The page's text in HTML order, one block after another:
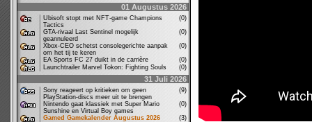
01 Augustus 2026
Ubisoft stopt met NFT-game Champions
Tactics
(0)
GTA-rivaal Last Sentinel mogelijk
geannuleerd
(0)
Xbox-CEO schetst consolegerichte aanpak
om het tij te keren
(0)
EA Sports FC 27 duikt in de carrière
(0)
Launchtrailer Marvel Tokon: Fighting Souls
(0)
31 Juli 2026
Sony reageert op kritieken om geen
PlayStation-discs meer uit te brengen
(9)
Nintendo gaat klassiek met Super Mario
Sunshine en Virtual Boy games
(0)
Gamed Gamekalender Augustus 2026
(3)